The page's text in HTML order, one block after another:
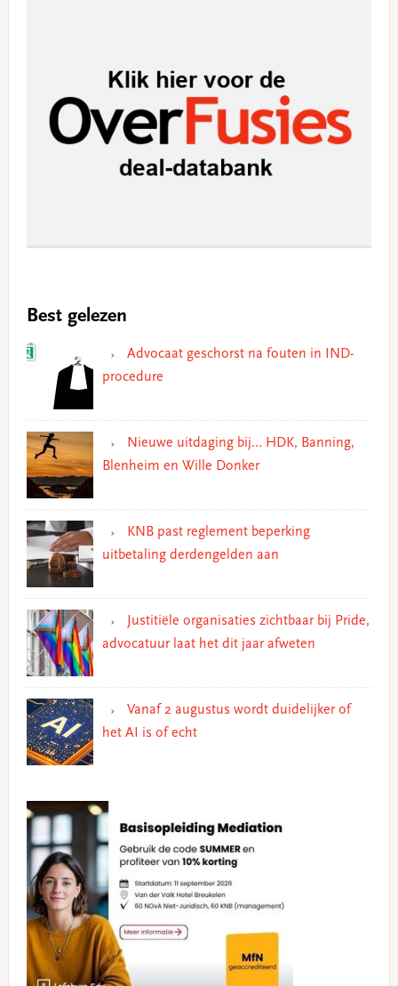
Best gelezen
Advocaat geschorst na fouten in IND-
procedure
Nieuwe uitdaging bij… HDK, Banning,
Blenheim en Wille Donker
KNB past reglement beperking
uitbetaling derdengelden aan
Justitiële organisaties zichtbaar bij Pride,
advocatuur laat het dit jaar afweten
Vanaf 2 augustus wordt duidelijker of
het AI is of echt